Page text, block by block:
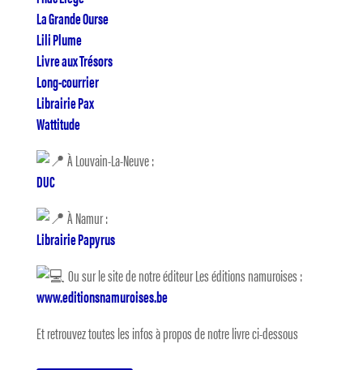
La Grande Ourse
Lili Plume
Livre aux Trésors
Long-courrier
Librairie Pax
Wattitude
À Louvain-La-Neuve :
DUC
À Namur :
Librairie Papyrus
Ou sur le site de notre éditeur Les éditions namuroises :
www.editionsnamuroises.be
Et retrouvez toutes les infos à propos de notre livre ci-dessous